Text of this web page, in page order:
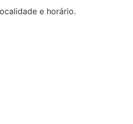
e horário.